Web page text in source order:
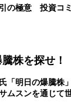
の極意 投資コ
株を探せ！
氏「明日の爆騰株
ムスンを通じて